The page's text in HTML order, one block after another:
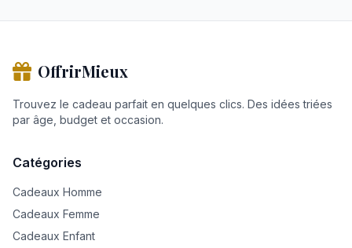
OffrirMieux
Trouvez le cadeau parfait en quelques clics. Des idées triées
par âge, budget et occasion.
Catégories
Cadeaux Homme
Cadeaux Femme
Cadeaux Enfant